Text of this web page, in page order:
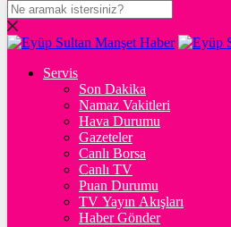
DOLAR
47,5947$% 0.04
EURO
% 0.2
STERLİN
% 0.23
GRAM ALTIN
Servis
Son Dakika
Namaz Vakitleri
Hava Durumu
Gazeteler
Canlı Borsa
Canlı TV
Puan Durumu
TV Yayın Akışları
Haber Gönder